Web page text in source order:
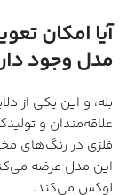
مدل وجود
بله، و این یکی از
علاقه‌مندان و
فلزی در رنگ‌های
این مدل عرضه
لوکس می‌کند.